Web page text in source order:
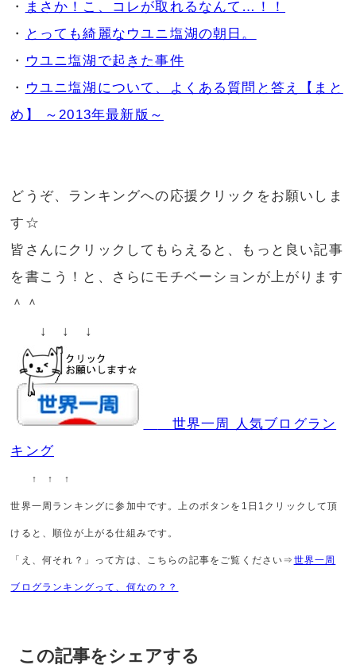
・
まさか！こ、コレが取れるなんて…！！
・
とっても綺麗なウユニ塩湖の朝日。
・ ウユニ塩湖で起きた事件
・ ウユニ塩湖について、よくある質問と答え【まと
め】 ～2013年最新版～
どうぞ、ランキングへの応援クリックをお願いしま
す☆
皆さんにクリックしてもらえると、もっと良い記事
を書こう！と、さらにモチベーションが上がります
＾＾
↓ ↓ ↓
世界一周 人気ブログラン
キング
↑ ↑ ↑
世界一周ランキングに参加中です。上のボタンを1日1クリックして頂
けると、順位が上がる仕組みです。
「え、何それ？」って方は、こちらの記事をご覧ください⇒ 世界一周
ブログランキングって、何なの？？
この記事をシェアする